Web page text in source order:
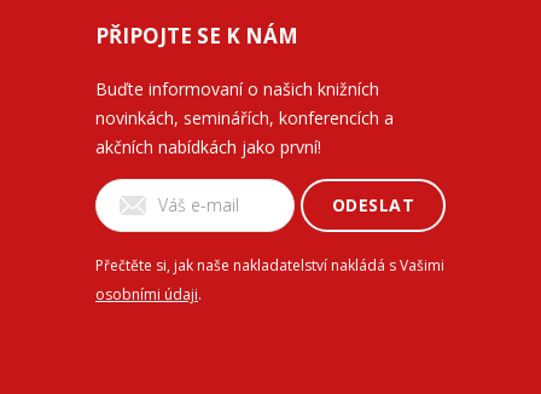
PŘIPOJTE SE K NÁM
Buďte informovaní o našich knižních
novinkách, seminářích, konferencích a
akčních nabídkách jako první!
ODESLAT
Přečtěte si, jak naše nakladatelství nakládá s Vašimi
osobními údaji.